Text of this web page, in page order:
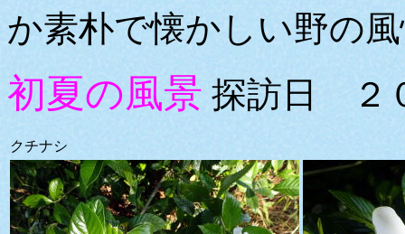
か素朴で懐かしい野の
初夏の風景 探訪日 ２
クチナシ